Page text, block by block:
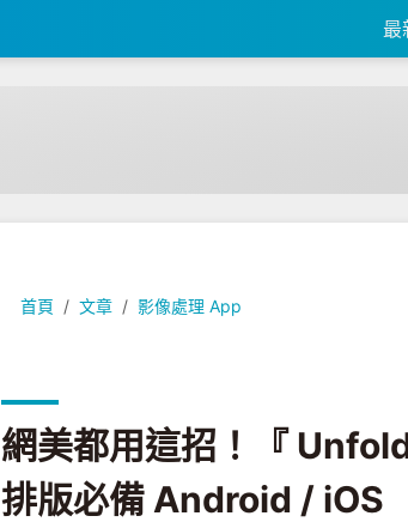
最
首頁 文章 影像處理 App
網美都用這招！『 Unfold 』Instagram限時動
網美都用這招！『
排版必備 Android / iOS